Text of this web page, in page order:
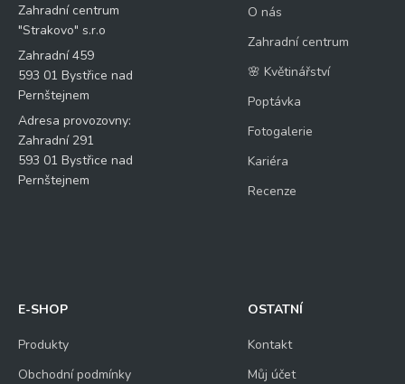
Zahradní centrum
"Strakovo" s.r.o
Zahradní 459
593 01 Bystřice nad
Pernštejnem
Adresa provozovny:
Zahradní 291
593 01 Bystřice nad
Pernštejnem
O nás
Zahradní centrum
🌸 Květinářství
Poptávka
Fotogalerie
Kariéra
Recenze
E-SHOP
Produkty
Obchodní podmínky
OSTATNÍ
Kontakt
Můj účet